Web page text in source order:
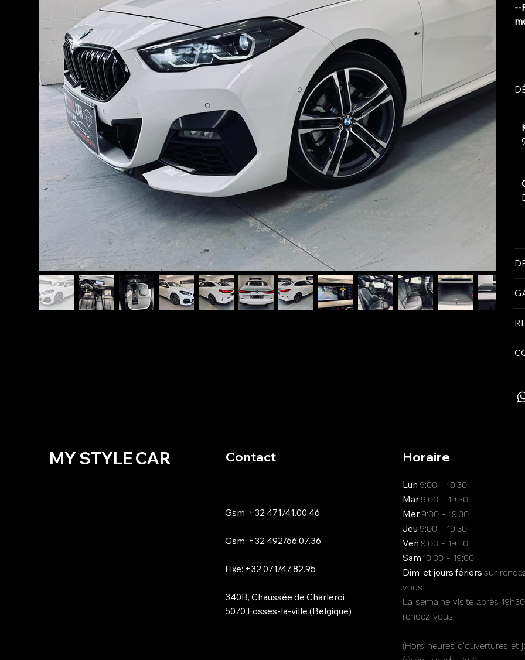
--
MY STYLE CAR Contact
Gsm: +32 471/41.00.46
Gsm: +32 492/66.07.36
Fixe: +32 071/47.82.95
340B, Chaussée de Charleroi
5070 Fosses-la-ville (Belgique)
Horaire
Lun 9:00 - 19:30
Mar 9:00 - 19:30
Mer 9:00 - 19:30
Jeu 9:00 - 19:30
Ven 9:00 - 19:30
Sam 10:00 - 19:00
Dim et jours fériers sur
vous
La semaine visite après
rendez-vous.
(Hors heures d'ouvertures et